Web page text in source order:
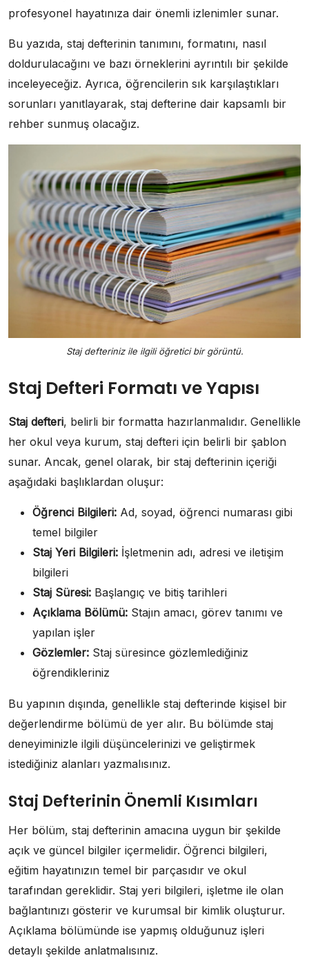
profesyonel hayatınıza dair önemli izlenimler sunar.
Bu yazıda, staj defterinin tanımını, formatını, nasıl
doldurulacağını ve bazı örneklerini ayrıntılı bir şekilde
inceleyeceğiz. Ayrıca, öğrencilerin sık karşılaştıkları
sorunları yanıtlayarak, staj defterine dair kapsamlı bir
rehber sunmuş olacağız.
Staj defteriniz ile ilgili öğretici bir görüntü.
Staj Defteri Formatı ve Yapısı
Staj defteri, belirli bir formatta hazırlanmalıdır. Genellikle
her okul veya kurum, staj defteri için belirli bir şablon
sunar. Ancak, genel olarak, bir staj defterinin içeriği
aşağıdaki başlıklardan oluşur:
Öğrenci Bilgileri: Ad, soyad, öğrenci numarası gibi
temel bilgiler
Staj Yeri Bilgileri: İşletmenin adı, adresi ve iletişim
bilgileri
Staj Süresi: Başlangıç ve bitiş tarihleri
Açıklama Bölümü: Stajın amacı, görev tanımı ve
yapılan işler
Gözlemler: Staj süresince gözlemlediğiniz
öğrendikleriniz
Bu yapının dışında, genellikle staj defterinde kişisel bir
değerlendirme bölümü de yer alır. Bu bölümde staj
deneyiminizle ilgili düşüncelerinizi ve geliştirmek
istediğiniz alanları yazmalısınız.
Staj Defterinin Önemli Kısımları
Her bölüm, staj defterinin amacına uygun bir şekilde
açık ve güncel bilgiler içermelidir. Öğrenci bilgileri,
eğitim hayatınızın temel bir parçasıdır ve okul
tarafından gereklidir. Staj yeri bilgileri, işletme ile olan
bağlantınızı gösterir ve kurumsal bir kimlik oluşturur.
Açıklama bölümünde ise yapmış olduğunuz işleri
detaylı şekilde anlatmalısınız.